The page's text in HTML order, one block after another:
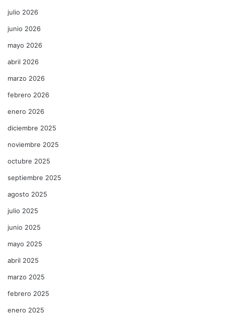
julio 2026
junio 2026
mayo 2026
abril 2026
marzo 2026
febrero 2026
enero 2026
diciembre 2025
noviembre 2025
octubre 2025
septiembre 2025
agosto 2025
julio 2025
junio 2025
mayo 2025
abril 2025
marzo 2025
febrero 2025
enero 2025